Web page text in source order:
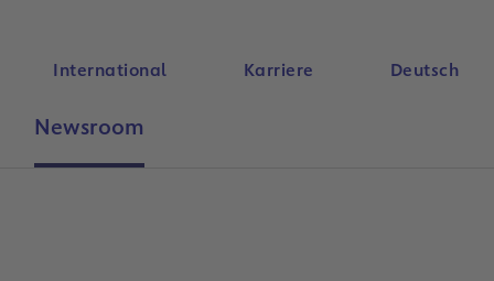
International Karriere Deutsch
Newsroom